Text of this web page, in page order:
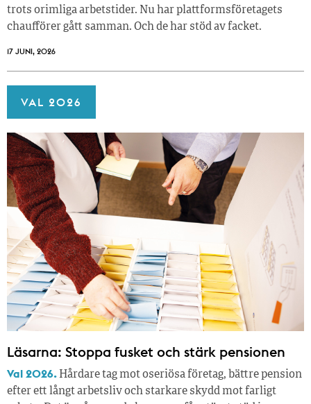
trots orimliga arbetstider. Nu har plattformsföretagets
chaufförer gått samman. Och de har stöd av facket.
17 JUNI, 2026
VAL 2026
Läsarna: Stoppa fusket och stärk pensionen
Val 2026. Hårdare tag mot oseriösa företag, bättre pension
efter ett långt arbetsliv och starkare skydd mot farligt